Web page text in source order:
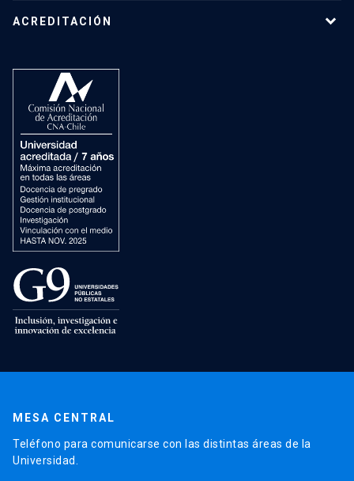
ACREDITACIÓN
MESA CENTRAL
Teléfono para comunicarse con las distintas áreas de la
Universidad.